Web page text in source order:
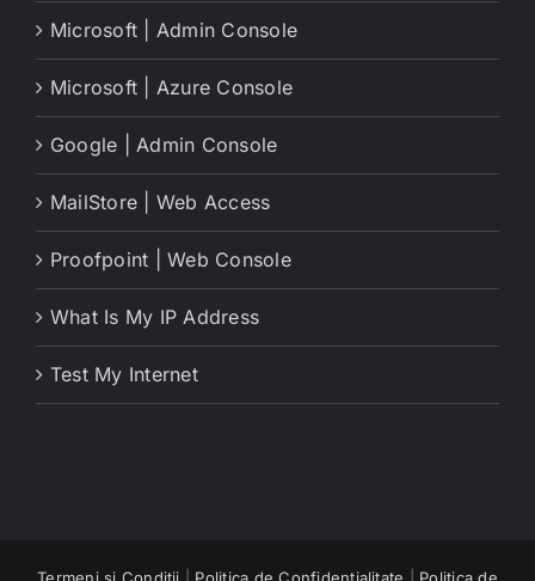
Microsoft | Admin Console
Microsoft | Azure Console
Google | Admin Console
MailStore | Web Access
Proofpoint | Web Console
What Is My IP Address
Test My Internet
Termeni și Condiții Politica de Confidențialitate Politica de